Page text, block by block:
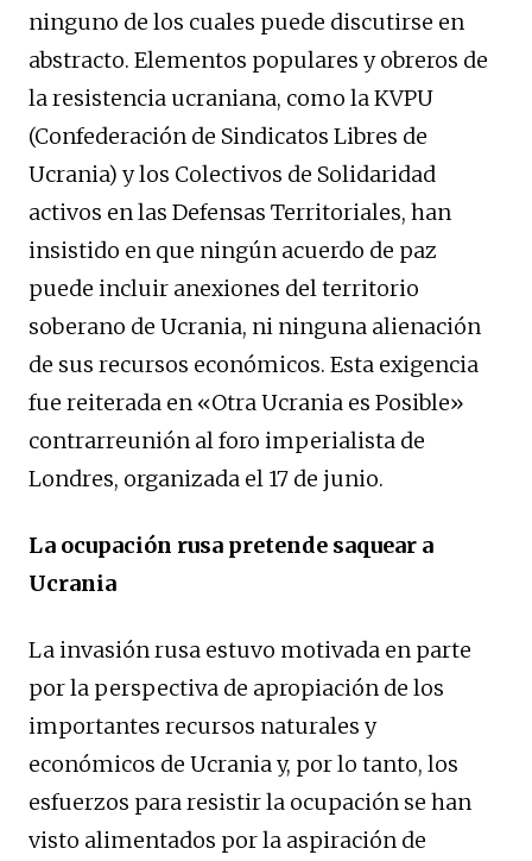
ninguno de los cuales puede discutirse en
abstracto. Elementos populares y obreros de
la resistencia ucraniana, como la KVPU
(Confederación de Sindicatos Libres de
Ucrania) y los Colectivos de Solidaridad
activos en las Defensas Territoriales, han
insistido en que ningún acuerdo de paz
puede incluir anexiones del territorio
soberano de Ucrania, ni ninguna alienación
de sus recursos económicos. Esta exigencia
fue reiterada en «Otra Ucrania es Posible»
contrarreunión al foro imperialista de
Londres, organizada el 17 de junio.
La ocupación rusa pretende saquear a
Ucrania
La invasión rusa estuvo motivada en parte
por la perspectiva de apropiación de los
importantes recursos naturales y
económicos de Ucrania y, por lo tanto, los
esfuerzos para resistir la ocupación se han
visto alimentados ​​por la aspiración de